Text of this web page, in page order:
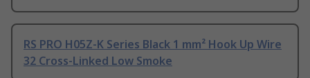
RS PRO H05Z-K Series Black 1 mm² Hook Up Wire
32 Cross-Linked Low Smoke